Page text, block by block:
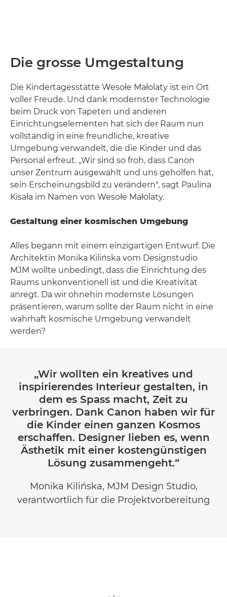
Die grosse Umgestaltung
Die Kindertagesstätte Wesołe Małolaty ist ein Ort
voller Freude. Und dank modernster Technologie
beim Druck von Tapeten und anderen
Einrichtungselementen hat sich der Raum nun
vollständig in eine freundliche, kreative
Umgebung verwandelt, die die Kinder und das
Personal erfreut. „Wir sind so froh, dass Canon
unser Zentrum ausgewählt und uns geholfen hat,
sein Erscheinungsbild zu verändern", sagt Paulina
Kisała im Namen von Wesołe Małolaty.
Gestaltung einer kosmischen Umgebung
Alles begann mit einem einzigartigen Entwurf. Die
Architektin Monika Kilińska vom Designstudio
MJM wollte unbedingt, dass die Einrichtung des
Raums unkonventionell ist und die Kreativität
anregt. Da wir ohnehin modernste Lösungen
präsentieren, warum sollte der Raum nicht in eine
wahrhaft kosmische Umgebung verwandelt
werden?
„Wir wollten ein kreatives und
inspirierendes Interieur gestalten, in
dem es Spass macht, Zeit zu
verbringen. Dank Canon haben wir für
die Kinder einen ganzen Kosmos
erschaffen. Designer lieben es, wenn
Ästhetik mit einer kostengünstigen
Lösung zusammengeht.“
Monika Kilińska, MJM Design Studio,
verantwortlich für die Projektvorbereitung